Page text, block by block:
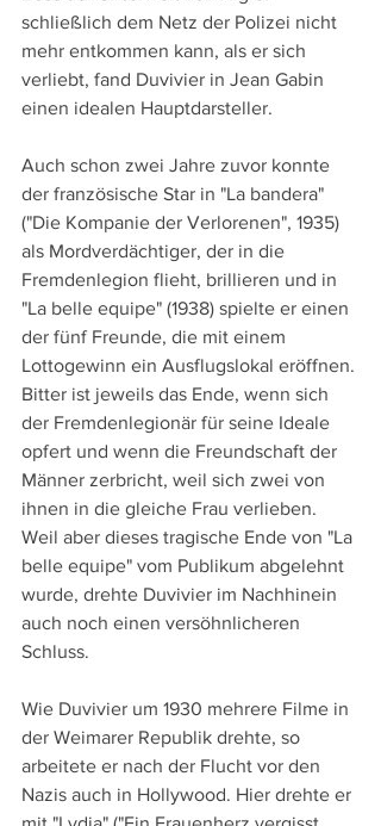
schließlich dem Netz der Polizei nicht
mehr entkommen kann, als er sich
verliebt, fand Duvivier in Jean Gabin
einen idealen Hauptdarsteller.
Auch schon zwei Jahre zuvor konnte
der französische Star in "La bandera"
("Die Kompanie der Verlorenen", 1935)
als Mordverdächtiger, der in die
Fremdenlegion flieht, brillieren und in
"La belle equipe" (1938) spielte er einen
der fünf Freunde, die mit einem
Lottogewinn ein Ausflugslokal eröffnen.
Bitter ist jeweils das Ende, wenn sich
der Fremdenlegionär für seine Ideale
opfert und wenn die Freundschaft der
Männer zerbricht, weil sich zwei von
ihnen in die gleiche Frau verlieben.
Weil aber dieses tragische Ende von "La
belle equipe" vom Publikum abgelehnt
wurde, drehte Duvivier im Nachhinein
auch noch einen versöhnlicheren
Schluss.
Wie Duvivier um 1930 mehrere Filme in
der Weimarer Republik drehte, so
arbeitete er nach der Flucht vor den
Nazis auch in Hollywood. Hier drehte er